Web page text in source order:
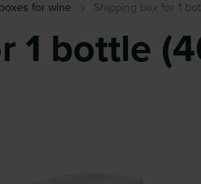
for wine Shipping box for 1
1 bottle